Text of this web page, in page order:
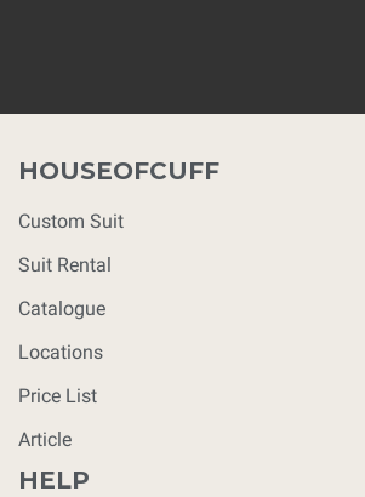
HOUSEOFCUFF
Custom Suit
Suit Rental
Catalogue
Locations
Price List
Article
HELP